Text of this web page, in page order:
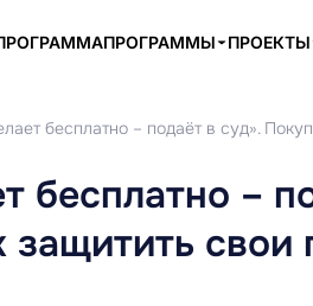
ПРОГРАММЫ ПРОЕКТЫ
бесплатно – подаёт в суд».
бесплатно –
свои